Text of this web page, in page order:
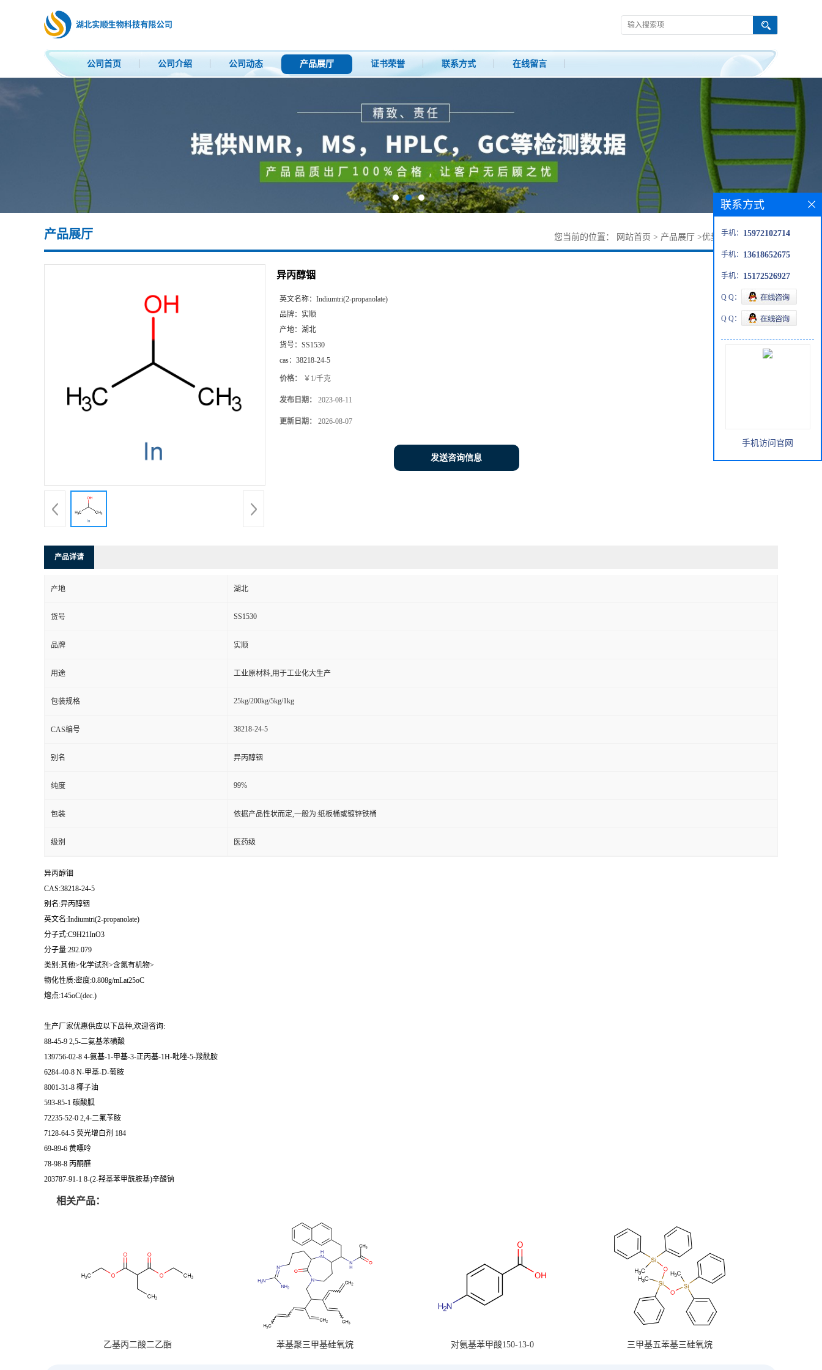
公司首页 公司介绍 公司动态 产品展厅 证书荣誉 联系方式 在线留言
产品展厅 您当前的位置： 网站首页 > 产品展厅 >优势品种> 异丙醇铟
异丙醇铟
英文名称： Indiumtri(2-propanolate)
品牌： 实顺
产地： 湖北
货号： SS1530
cas： 38218-24-5
价格： ￥1/千克
发布日期： 2023-08-11
更新日期： 2026-08-07
发送咨询信息
产品详请
产地 湖北
货号 SS1530
品牌 实顺
用途 工业原材料,用于工业化大生产
包装规格 25kg/200kg/5kg/1kg
CAS编号 38218-24-5
别名 异丙醇铟
纯度 99%
包装 依据产品性状而定,一般为:纸板桶或镀锌铁桶
级别 医药级
异丙醇铟
CAS:38218-24-5
别名:异丙醇铟
英文名:Indiumtri(2-propanolate)
分子式:C9H21InO3
分子量:292.079
类别:其他>化学试剂>含氮有机物>
物化性质:密度:0.808g/mLat25oC
熔点:145oC(dec.)
生产厂家优惠供应以下品种,欢迎咨询:
88-45-9 2,5-二氨基苯磺酸
139756-02-8 4-氨基-1-甲基-3-正丙基-1H-吡唑-5-羧酰胺
6284-40-8 N-甲基-D-葡胺
8001-31-8 椰子油
593-85-1 碳酸胍
72235-52-0 2,4-二氟苄胺
7128-64-5 荧光增白剂 184
69-89-6 黄嘌呤
78-98-8 丙酮醛
203787-91-1 8-(2-羟基苯甲酰胺基)辛酸钠
相关产品：
乙基丙二酸二乙酯 苯基聚三甲基硅氧烷 对氨基苯甲酸150-13-0 三甲基五苯基三硅氧烷
联系方式
手机： 15972102714
手机： 13618652675
手机： 15172526927
Q Q：
Q Q：
手机访问官网